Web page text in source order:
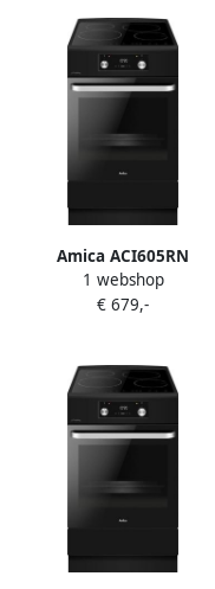
Amica ACI605RN
Inductiefornuis 50 cm
breed met aangesloten 1
1 webshop
€ 679,-